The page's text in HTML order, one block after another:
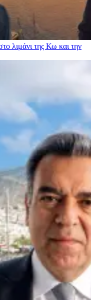
λιμάνι της Κω και την